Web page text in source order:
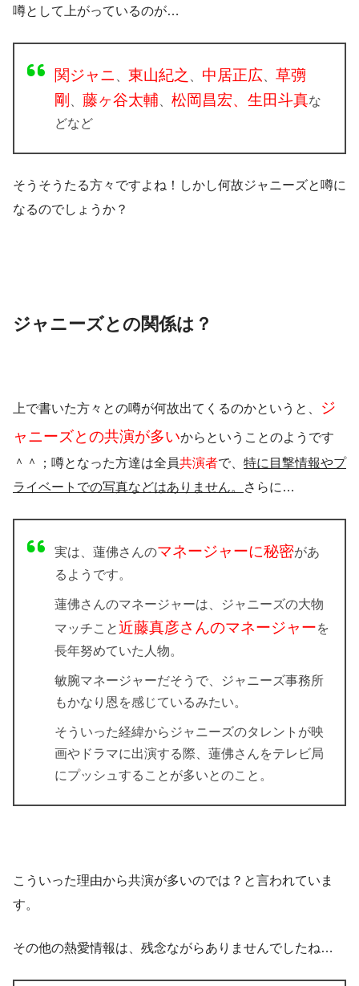
噂として上がっているのが…
関ジャニ 東山紀之 中居正広
草彅
剛
藤ヶ谷太輔 松岡昌宏、 生田斗真な
どなど
そうそうたる方々ですよね！しかし何故ジャニーズと噂に
なるのでしょうか？
ジャニーズとの関係は？
上で書いた方々との噂が何故出てくるのかというと、
ジ
ャニーズとの共演が多いからということのようです
＾＾；噂となった方達は全員共演者で、 特に 目撃情報やプ
ライベートでの写真などはありません。
さらに…
実は、蓮佛さんのマネージャーに秘密があ
る ようです。
蓮佛さんのマネージャーは、
ジャニーズの大物
マッチこと近藤真彦さんのマネージャーを
長年努めていた人物。
敏腕マネージャーだそうで、
ジャニーズ事務所
もかなり恩を感じているみたい。
そういった経緯からジャニーズのタレントが映
画やドラマに出演する際、蓮佛さんをテレビ局
にプッシュすることが多いとのこと。
こういった理由から共演が多いのでは？と言われていま
す。
その他の熱愛情報は、残念ながらありませんでしたね…